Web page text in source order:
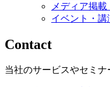
メディア掲載
イベント・講
Contact
当社のサービスやセミ